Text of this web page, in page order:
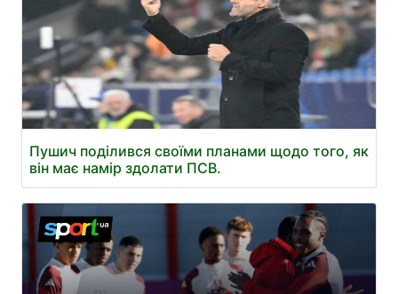
Пушич поділився своїми планами щодо того, як
він має намір здолати ПСВ.